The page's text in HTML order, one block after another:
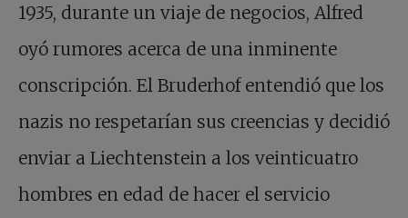
1935, durante un viaje de negocios, Alfred
oyó rumores acerca de una inminente
conscripción. El Bruderhof entendió que los
nazis no respetarían sus creencias y decidió
enviar a Liechtenstein a los veinticuatro
hombres en edad de hacer el servicio